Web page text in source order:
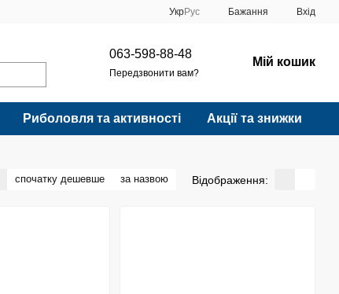
УкрРус Бажання Вхід
063-598-88-48
Передзвонити вам?
Мій кошик
Риболовля та активності Акції та знижки
спочатку дешевше за назвою Відображення: